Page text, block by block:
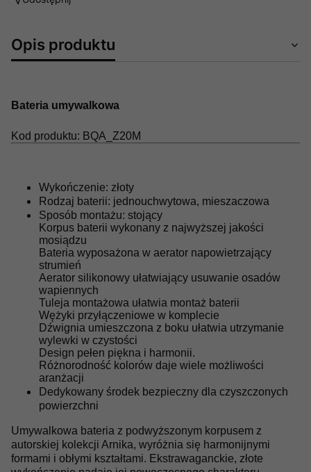
Opis produktu
Bateria umywalkowa
Kod produktu: BQA_Z20M
Wykończenie: złoty
Rodzaj baterii: jednouchwytowa, mieszaczowa
Sposób montażu: stojący
Korpus baterii wykonany z najwyższej jakości
mosiądzu
Bateria wyposażona w aerator napowietrzający
strumień
Aerator silikonowy ułatwiający usuwanie osadów
wapiennych
Tuleja montażowa ułatwia montaż baterii
Wężyki przyłączeniowe w komplecie
Dźwignia umieszczona z boku ułatwia utrzymanie
wylewki w czystości
Design pełen piękna i harmonii.
Różnorodność kolorów daje wiele możliwości
aranżacji
Dedykowany środek bezpieczny dla czyszczonych
powierzchni
Umywalkowa bateria z podwyższonym korpusem z
autorskiej kolekcji Arnika, wyróżnia się harmonijnymi
formami i obłymi kształtami. Ekstrawaganckie, złote